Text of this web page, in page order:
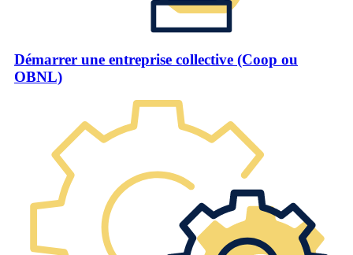
Démarrer une entreprise collective (Coop ou
OBNL)